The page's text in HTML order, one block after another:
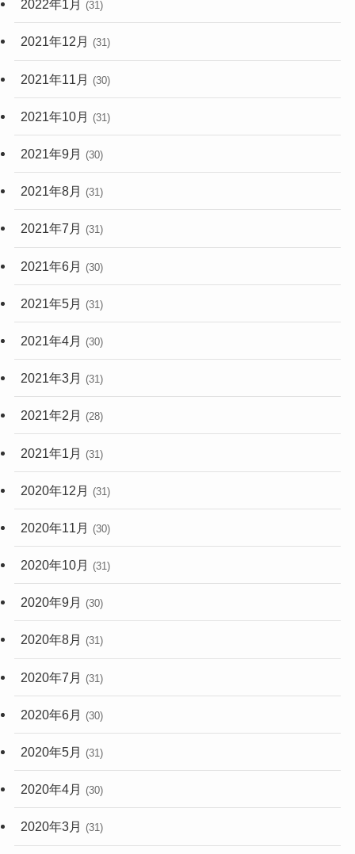
2022年1月 (31)
2021年12月 (31)
2021年11月 (30)
2021年10月 (31)
2021年9月 (30)
2021年8月 (31)
2021年7月 (31)
2021年6月 (30)
2021年5月 (31)
2021年4月 (30)
2021年3月 (31)
2021年2月 (28)
2021年1月 (31)
2020年12月 (31)
2020年11月 (30)
2020年10月 (31)
2020年9月 (30)
2020年8月 (31)
2020年7月 (31)
2020年6月 (30)
2020年5月 (31)
2020年4月 (30)
2020年3月 (31)